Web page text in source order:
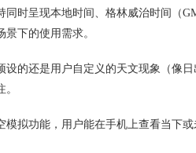
同时呈现本地时间、格林威治时间（
下的使用需求。
设的还是用户自定义的天文现象（像
模拟功能，用户能在手机上查看当下